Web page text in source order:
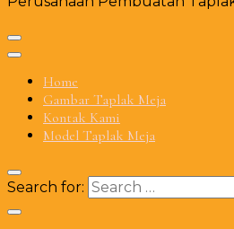
Home
Gambar Taplak Meja
Kontak Kami
Model Taplak Meja
Search for: